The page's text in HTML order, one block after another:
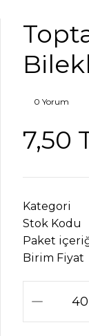
0 Yorum
7,50
Kategori
Stok Kodu
Paket
Birim Fiyat